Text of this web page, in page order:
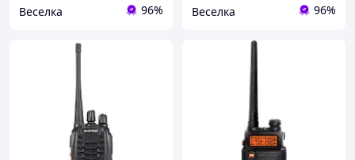
Веселка 96% Веселка 96%